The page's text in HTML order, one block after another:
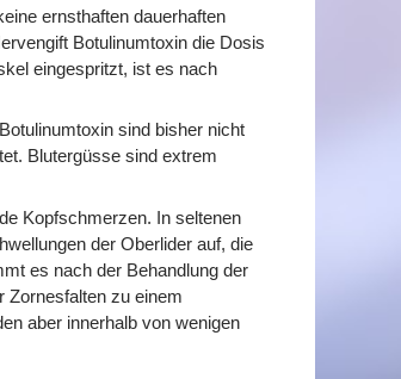
ernsthaften dauerhaften
Botulinumtoxin die Dosis
eingespritzt, ist es nach
sind bisher nicht
Blutergüsse sind extrem
Kopfschmerzen. In seltenen
der Oberlider auf, die
es nach der Behandlung der
Zornesfalten zu einem
aber innerhalb von wenigen